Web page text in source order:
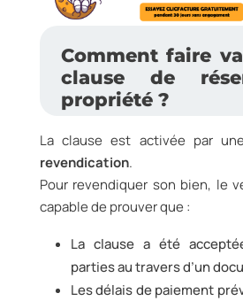
Comment faire
clause de
propriété ?
La clause est activée par une
revendication.
Pour revendiquer son bien, le
capable de prouver que :
La clause a été
parties au travers d’un
Les délais de paiement